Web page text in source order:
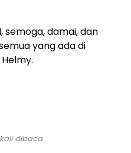
semoga, damai, dan
yang ada di
dibaca